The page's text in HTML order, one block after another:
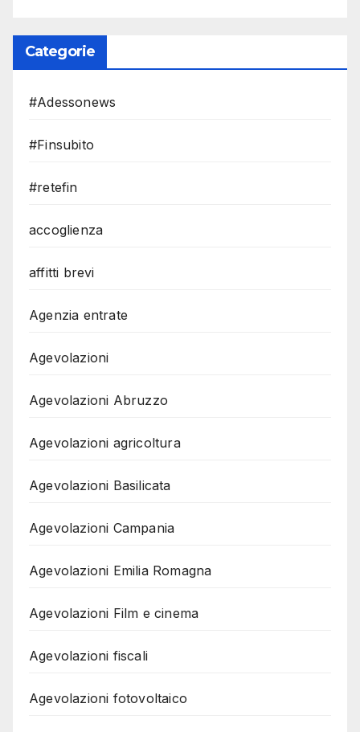
Categorie
#Adessonews
#Finsubito
#retefin
accoglienza
affitti brevi
Agenzia entrate
Agevolazioni
Agevolazioni Abruzzo
Agevolazioni agricoltura
Agevolazioni Basilicata
Agevolazioni Campania
Agevolazioni Emilia Romagna
Agevolazioni Film e cinema
Agevolazioni fiscali
Agevolazioni fotovoltaico